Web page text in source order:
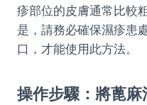
疹部位的皮膚通常比較
是，請務必確保濕疹患
口，才能使用此方法。
操作步驟：將蓖